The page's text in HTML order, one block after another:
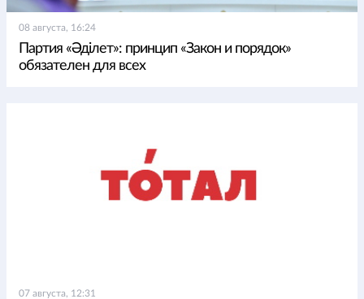
08 августа, 16:24
Партия «Әділет»: принцип «Закон и порядок»
обязателен для всех
07 августа, 12:31